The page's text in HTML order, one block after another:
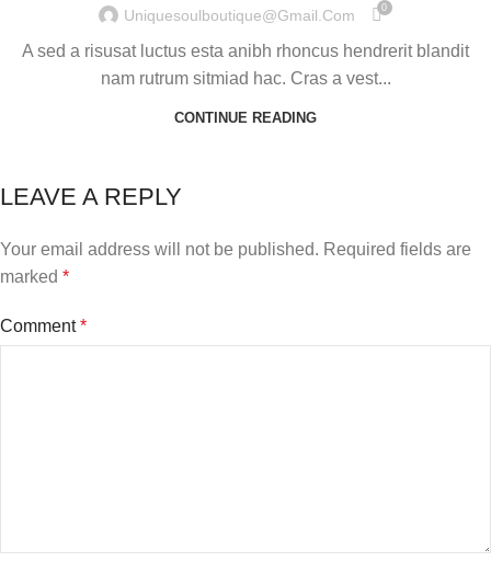
Uniquesoulboutique@gmail.com 0
A sed a risusat luctus esta anibh rhoncus hendrerit blandit
nam rutrum sitmiad hac. Cras a vest...
CONTINUE READING
LEAVE A REPLY
Your email address will not be published. Required fields are
marked *
Comment*